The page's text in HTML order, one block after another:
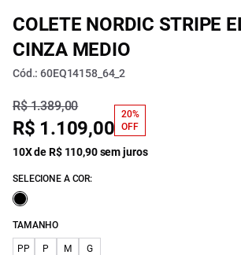
COLETE NORDIC STRIPE
CINZA MEDIO
Cód.: 60EQ14158_64_2
R$ 1.389,00
R$ 1.109,00
20%
OFF
10X de R$ 110,90 sem juros
SELECIONE A COR:
TAMANHO
PP P M G